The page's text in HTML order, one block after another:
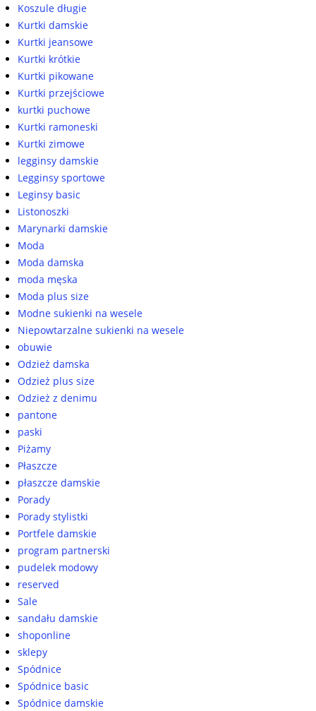
Koszule długie
Kurtki damskie
Kurtki jeansowe
Kurtki krótkie
Kurtki pikowane
Kurtki przejściowe
kurtki puchowe
Kurtki ramoneski
Kurtki zimowe
legginsy damskie
Legginsy sportowe
Leginsy basic
Listonoszki
Marynarki damskie
Moda
Moda damska
moda męska
Moda plus size
Modne sukienki na wesele
Niepowtarzalne sukienki na wesele
obuwie
Odzież damska
Odzież plus size
Odzież z denimu
pantone
paski
Piżamy
Płaszcze
płaszcze damskie
Porady
Porady stylistki
Portfele damskie
program partnerski
pudelek modowy
reserved
Sale
sandału damskie
shoponline
sklepy
Spódnice
Spódnice basic
Spódnice damskie